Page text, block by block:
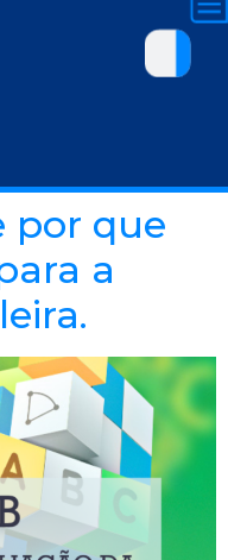
por que
a